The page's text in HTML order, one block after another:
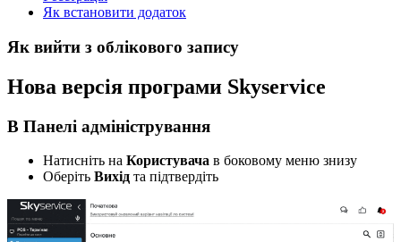
Як встановити додаток
Як вийти з облікового запису
Нова версія програми Skyservice
В Панелі адміністрування
Натисніть на Користувача в боковому меню знизу
Оберіть Вихід та підтвердіть